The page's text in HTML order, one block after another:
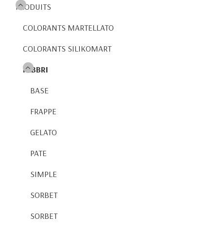
PRODUITS
COLORANTS MARTELLATO
COLORANTS SILIKOMART
FABBRI
BASE
FRAPPE
GELATO
PATE
SIMPLE
SORBET
SORBET